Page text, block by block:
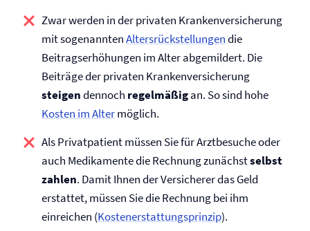
Zwar werden in der privaten Kranken­versicherung
mit sogenanntenAltersrückstellungendie
Beitragserhöhungen im Alter abgemildert. Die
Beiträge der privaten Kranken­versicherung
steigendennoch regelmäßigan. So sind hohe
Kosten im Altermöglich.
Als Privatpatient müssen Sie für Arztbesuche oder
auch Medikamente die Rechnung zunächstselbst
zahlen. Damit Ihnen der Versicherer das Geld
erstattet, müssen Sie die Rechnung bei ihm
einreichen (Kostenerstattungsprinzip).